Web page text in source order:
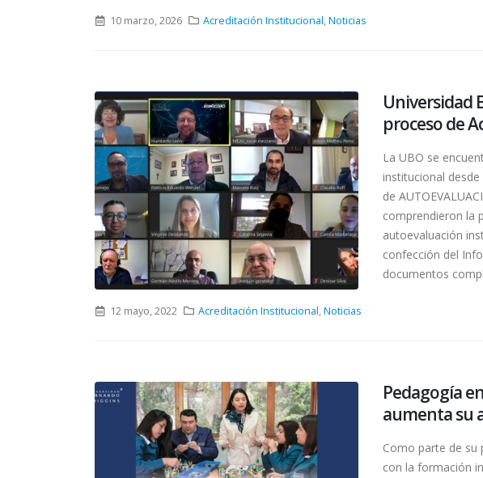
10 marzo, 2026 Acreditación Institucional,Noticias
Universidad
proceso de
La UBO se
institucional
de
comprendieron la
autoevaluación
confección del
documentos
12 mayo, 2022 Acreditación Institucional,Noticias
Pedagogía
aumenta su
Como parte de su
con la formación